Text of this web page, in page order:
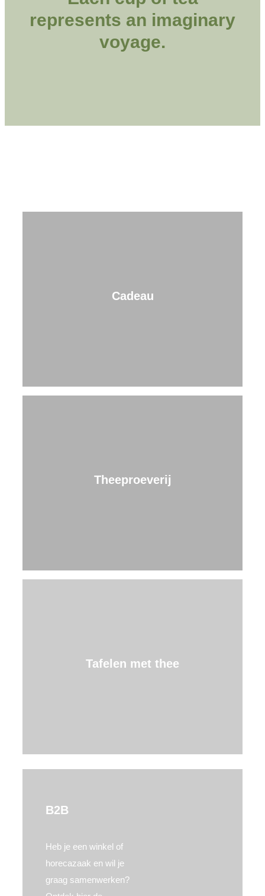
represents an imaginary
voyage.
Cadeau
Theeproeverij
Tafelen met thee
B2B
Heb je een winkel of
horecazaak en wil je
graag samenwerken?